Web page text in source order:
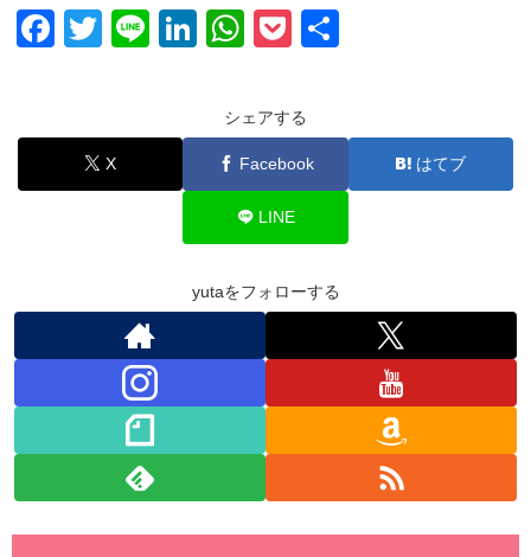
F
e
b
T
er
Li
Li
e
dI
W
at
s
A
p
p
P
ck
et
シェアする
X Facebook はてブ
LINE
yutaをフォローする